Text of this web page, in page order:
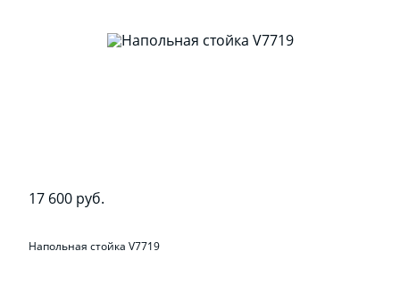
17 600 руб.
Напольная стойка V7719